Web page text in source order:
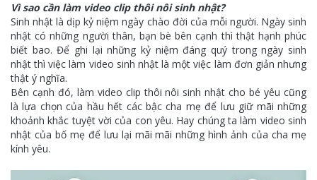
Vì sao cần làm video clip thôi nôi sinh nhật?
Sinh nhật là dịp kỷ niệm ngày chào đời của mỗi người. Ngày sinh
nhật có những người thân, bạn bè bên cạnh thì thật hạnh phúc
biết bao. Để ghi lại những kỷ niệm đáng quý trong ngày sinh
nhật thì việc làm video sinh nhật là một việc làm đơn giản nhưng
thật ý nghĩa.
Bên cạnh đó, làm video clip thôi nôi sinh nhật cho bé yêu cũng
là lựa chọn của hầu hết các bậc cha mẹ để lưu giữ mãi những
khoảnh khắc tuyệt vời của con yêu. Hay chúng ta làm video sinh
nhật của bố mẹ để lưu lại mãi mãi những hình ảnh của cha mẹ
kính yêu.